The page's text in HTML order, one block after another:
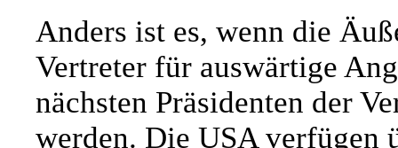
Anders ist es, wenn die
Vertreter für auswärtige
nächsten Präsidenten der
werden. Die USA verfügen